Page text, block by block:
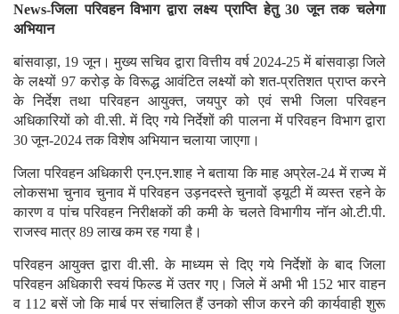
News-जिला परिवहन विभाग द्वारा लक्ष्य प्राप्ति हेतु 30 जून तक चलेगा
अभियान
बांसवाड़ा, 19 जून। मुख्य सचिव द्वारा वित्तीय वर्ष 2024-25 में बांसवाड़ा जिले
के लक्ष्यों 97 करोड़ के विरूद्ध आवंटित लक्ष्यों को शत-प्रतिशत प्राप्त करने
के निर्देश तथा परिवहन आयुक्त, जयपुर को एवं सभी जिला परिवहन
अधिकारियों को वी.सी. में दिए गये निर्देशों की पालना में परिवहन विभाग द्वारा
30 जून-2024 तक विशेष अभियान चलाया जाएगा।
जिला परिवहन अधिकारी एन.एन.शाह ने बताया कि माह अप्रेल-24 में राज्य में
लोकसभा चुनाव चुनाव में परिवहन उड़नदस्ते चुनावों ड्यूटी में व्यस्त रहने के
कारण व पांच परिवहन निरीक्षकों की कमी के चलते विभागीय नॉन ओ.टी.पी.
राजस्व मात्र 89 लाख कम रह गया है।
परिवहन आयुक्त द्वारा वी.सी. के माध्यम से दिए गये निर्देशों के बाद जिला
परिवहन अधिकारी स्वयं फिल्ड में उतर गए। जिले में अभी भी 152 भार वाहन
व 112 बसें जो कि मार्ब पर संचालित हैं उनको सीज करने की कार्यवाही शुरू